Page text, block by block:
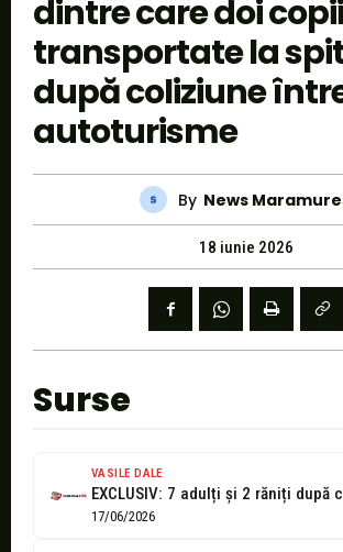
dintre care doi
transportate la
după coliziune
autoturisme
By News
18 iunie 2026
Surse
VASILE DALE
17/06/2026